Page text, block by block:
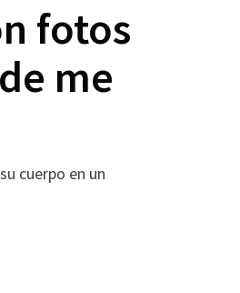
fotos
me
cuerpo en un